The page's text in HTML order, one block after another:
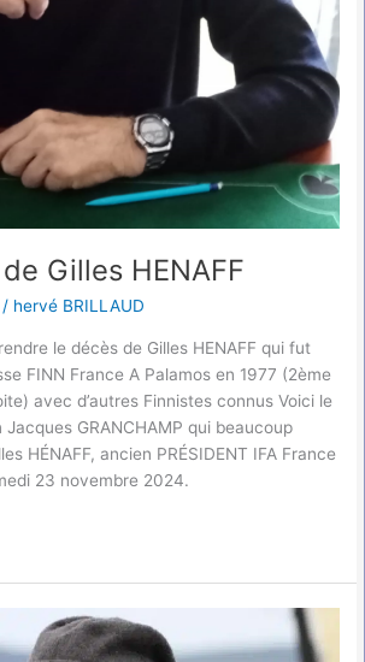
Gilles HENAFF
/ hervé BRILLAUD
le décès de Gilles HENAFF qui fut
FINN France A Palamos en 1977 (2ème
avec d’autres Finnistes connus Voici le
GRANCHAMP qui beaucoup
HÉNAFF, ancien PRÉSIDENT IFA France
23 novembre 2024.